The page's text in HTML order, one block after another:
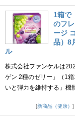
1箱で
のフ
ージ
品）8
ル
株式会社ファンケルは
ゲン 2種のゼリー」（1
いと弾力を維持する」
新商品（健康）